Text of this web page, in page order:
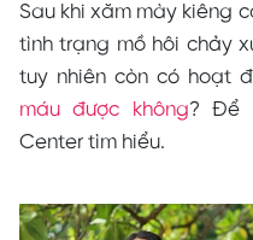
Sau khi xăm mày kiêng
tình trạng mồ hôi chảy
tuy nhiên còn có hoạt
máu được không? Để
Center tìm hiểu.